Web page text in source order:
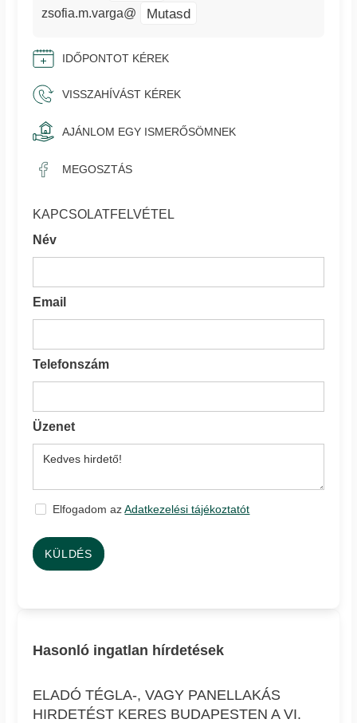
zsofia.m.varga@ Mutasd
IDŐPONTOT KÉREK
VISSZAHÍVÁST KÉREK
AJÁNLOM EGY ISMERŐSÖMNEK
MEGOSZTÁS
KAPCSOLATFELVÉTEL
Név
Email
Telefonszám
Üzenet
Elfogadom azAdatkezelési tájékoztatót
KÜLDÉS
Hasonló ingatlan hírdetések
ELADÓ TÉGLA-, VAGY PANELLAKÁS
HIRDETÉST KERES BUDAPESTEN A VI.